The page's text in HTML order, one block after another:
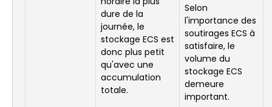
dure de la
journée, le
stockage ECS est
donc plus petit
qu'avec une
accumulation
totale.
Selon
l'importance des
soutirages ECS à
satisfaire, le
volume du
stockage ECS
demeure
important.